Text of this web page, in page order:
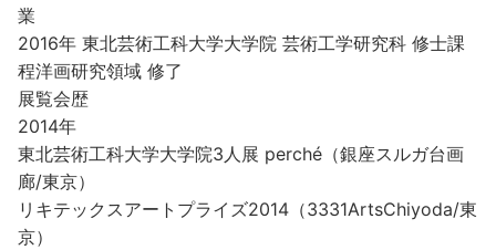
業
2016年 東北芸術工科大学大学院 芸術工学研究科 修士課
程洋画研究領域 修了
展覧会歴
2014年
東北芸術工科大学大学院3人展 perché（銀座スルガ台画
廊/東京）
リキテックスアートプライズ2014（3331ArtsChiyoda/東
京）